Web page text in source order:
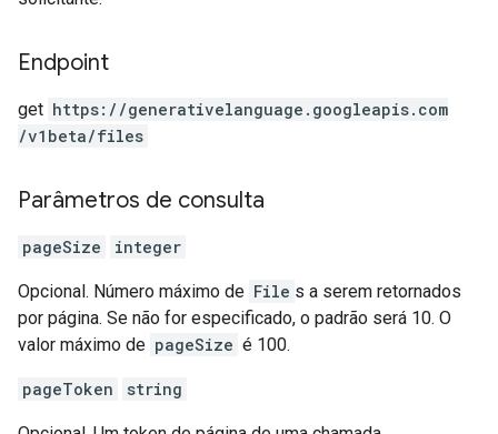
Endpoint
get https: / /generativelanguage.googleapis.com
/v1beta/files
Parâmetros de consulta
pageSize integer
Opcional. Número máximo de File s a serem retornados
por página. Se não for especificado, o padrão será 10. O
valor máximo de pageSize é 100.
pageToken string